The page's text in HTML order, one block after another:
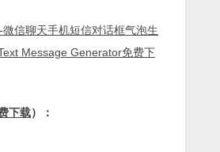
信聊天手机短信对话框气泡生
Message Generator免费下
下载）：